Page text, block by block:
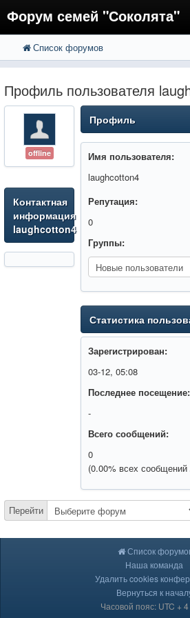
Форум семей "Соколята"
FAQ
Регистрация
Вход
Список форумов
Профиль пользователя
offline
Контактная
информация
laughcotton4
Профиль
Имя пользователя:
laughcotton4
Репутация:
0
Группы:
Статистика
Зарегистрирован:
03-12, 05:08
Последнее посещение:
-
Всего сообщений:
0
(0.00% всех
Перейти
Список
Наша команда
Удалить cookies
Вернуться к
Часовой пояс: UTC + 4